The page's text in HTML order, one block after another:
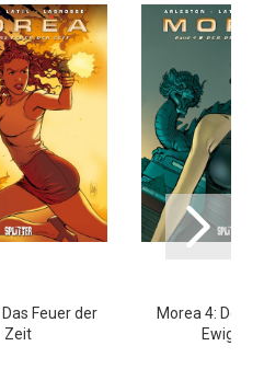
Feuer der
Zeit
Morea 4: Der
Ewigkeit